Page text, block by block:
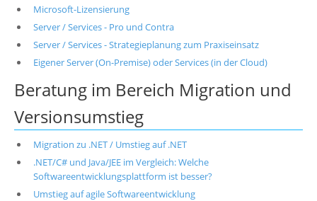
Microsoft-Lizensierung
Server / Services - Pro und Contra
Server / Services - Strategieplanung zum Praxiseinsatz
Eigener Server (On-Premise) oder Services (in der Cloud)
Beratung im Bereich Migration und
Versionsumstieg
Migration zu .NET / Umstieg auf .NET
.NET/C# und Java/JEE im Vergleich: Welche
Softwareentwicklungsplattform ist besser?
Umstieg auf agile Softwareentwicklung